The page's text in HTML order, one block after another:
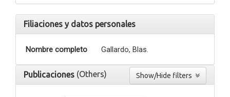
Filiaciones y datos personales
Nombre completo Gallardo, Blas.
Publicaciones (Others)